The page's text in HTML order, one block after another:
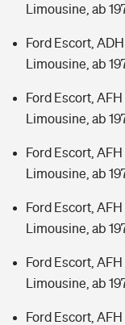
Limousine, ab
Ford Escort,
Limousine, ab
Ford Escort, AFH
Limousine, ab
Ford Escort, AFH
Limousine, ab
Ford Escort, AFH
Limousine, ab
Ford Escort, AFH
Limousine, ab
Ford Escort, AFH